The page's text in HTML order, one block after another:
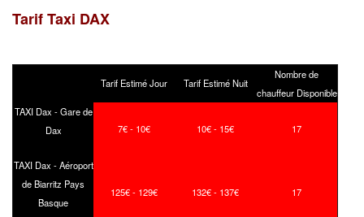
Tarif Taxi DAX
Tarif Estimé Jour Tarif Estimé Nuit
Nombre de
chauffeur Disponible
TAXI Dax - Gare de
Dax
7€ - 10€ 10€ - 15€ 17
TAXI Dax - Aéroport
de Biarritz Pays
Basque
125€ - 129€ 132€ - 137€ 17